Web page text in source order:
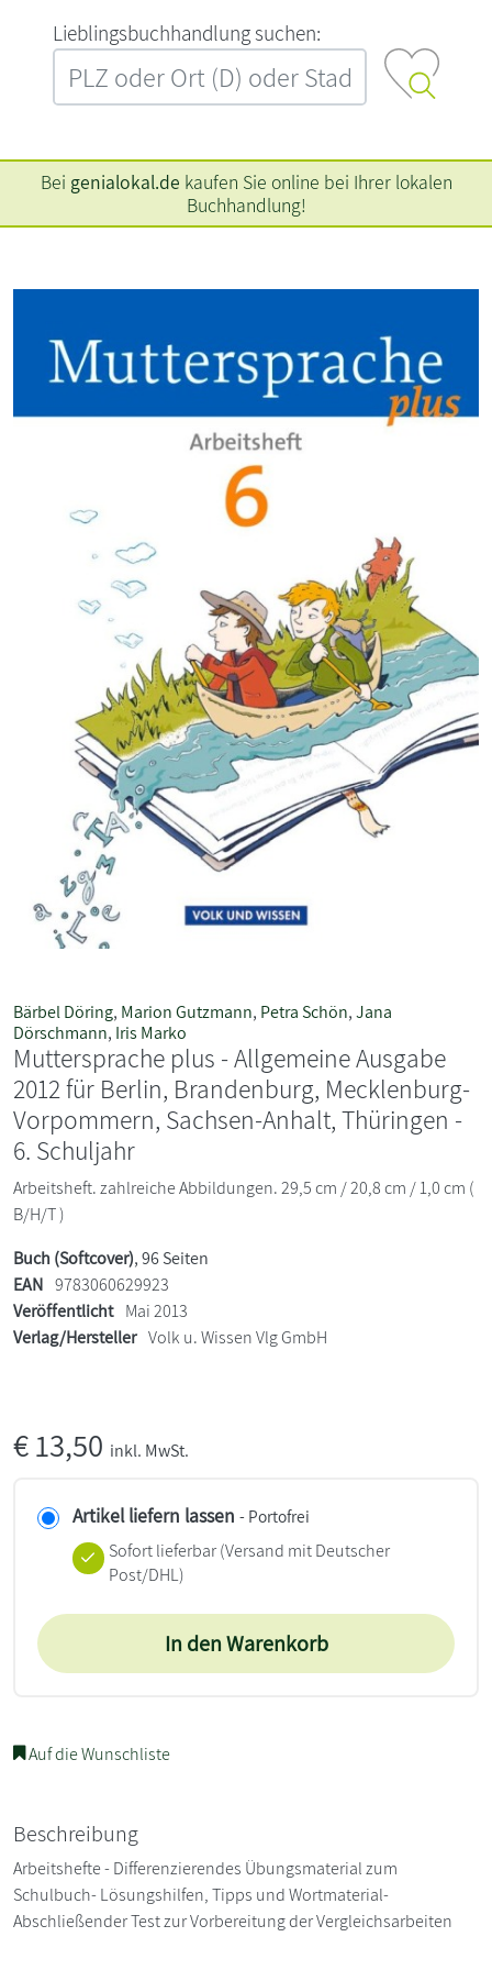
L‍i‍e‍b‍l‍i‍n‍g‍s‍b‍u‍c‍h‍h‍a‍n‍d‍l‍u‍n‍g‍ ‍s‍u‍c‍h‍e‍n‍:‍
Bei genialokal.de kaufen Sie online bei Ihrer lokalen
Buchhandlung!
Bärbel Döring, Marion Gutzmann, Petra Schön,Jana
Dörschmann, Iris Marko
Muttersprache plus - Allgemeine Ausgabe
2012 für Berlin, Brandenburg, Mecklenburg-
Vorpommern, Sachsen-Anhalt, Thüringen -
6. Schuljahr
Arbeitsheft. zahlreiche Abbildungen. 29,5 cm / 20,8 cm / 1,0 cm (
B/H/T )
Buch (Softcover), 96 Seiten
EAN 9783060629923
Veröffentlicht Mai 2013
Verlag/Hersteller Volk u. Wissen Vlg GmbH
€13,50 inkl. MwSt.
Artikel liefern lassen - Portofrei
Sofort lieferbar(Versand mit Deutscher
Post/DHL)
In den Warenkorb
Auf die Wunschliste
Beschreibung
Arbeitshefte - Differenzierendes Übungsmaterial zum
Schulbuch- Lösungshilfen, Tipps und Wortmaterial-
Abschließender Test zur Vorbereitung der Vergleichsarbeiten